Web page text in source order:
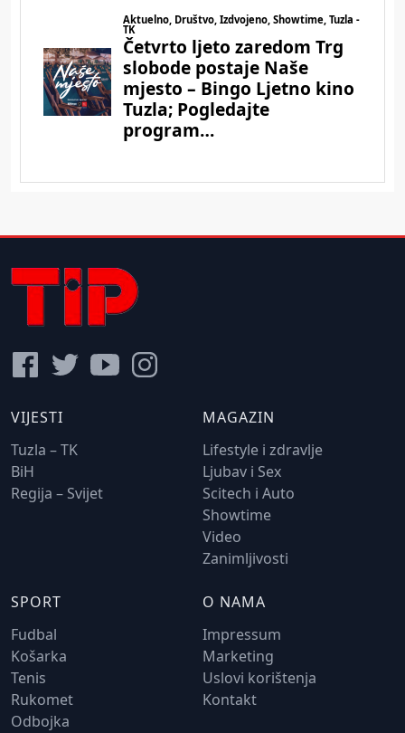
VIJESTI
Tuzla – TK
BiH
Regija – Svijet
MAGAZIN
Lifestyle i zdravlje
Ljubav i Sex
Scitech i Auto
Showtime
Video
Zanimljivosti
SPORT
Fudbal
Košarka
Tenis
Rukomet
Odbojka
O NAMA
Impressum
Marketing
Uslovi korištenja
Kontakt